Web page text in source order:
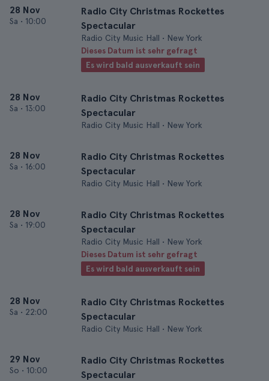
28 Nov
Sa • 10:00
Radio City Christmas Rockettes
Spectacular
Radio City Music Hall • New York
Dieses Datum ist sehr gefragt
Es wird bald ausverkauft sein
28 Nov
Sa • 13:00
Radio City Christmas Rockettes
Spectacular
Radio City Music Hall • New York
28 Nov
Sa • 16:00
Radio City Christmas Rockettes
Spectacular
Radio City Music Hall • New York
28 Nov
Sa • 19:00
Radio City Christmas Rockettes
Spectacular
Radio City Music Hall • New York
Dieses Datum ist sehr gefragt
Es wird bald ausverkauft sein
28 Nov
Sa • 22:00
Radio City Christmas Rockettes
Spectacular
Radio City Music Hall • New York
29 Nov
So • 10:00
Radio City Christmas Rockettes
Spectacular